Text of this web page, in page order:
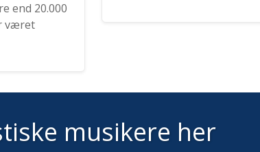
end 20.000
været
musikere her